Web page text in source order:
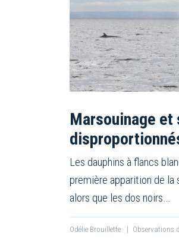
Marsouinage et
Les dauphins à flancs
première apparition de la
alors que les dos noirs…
Odélie Brouillette | Observations